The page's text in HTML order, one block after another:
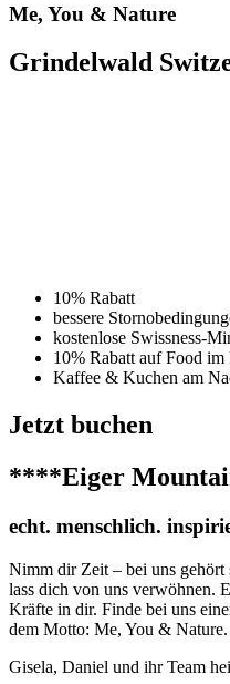
Me, You & Nature
Grindelwald
10% Rabatt
bessere
kostenlose Swissness-
10% Rabatt auf Food im
Kaffee & Kuchen am
Jetzt buchen
****Eiger
echt. menschlich.
Nimm dir Zeit – bei uns gehört
lass dich von uns verwöhnen.
Kräfte in dir. Finde bei uns
dem Motto: Me, You & Nature.
Gisela, Daniel und ihr Team